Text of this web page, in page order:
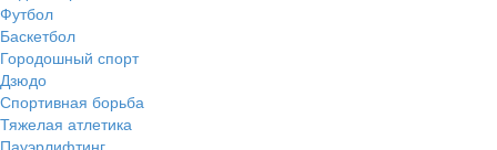
Футбол
Баскетбол
Городошный спорт
Дзюдо
Спортивная борьба
Тяжелая атлетика
Пауэрлифтинг